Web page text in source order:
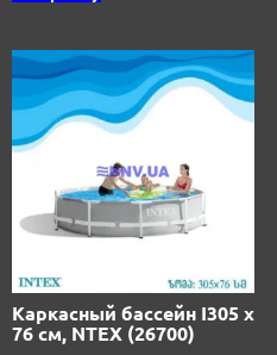
Каркасный бассейн I305 х
76 см, NTEX (26700)